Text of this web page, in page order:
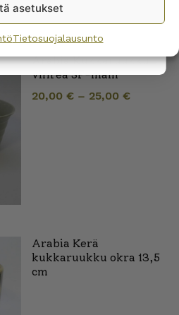
asetukset
Tietosuojalausunto
Arabia Kukkaruukku
vihreä SF-malli
20,00 € – 25,00 €
Arabia Kerä
kukkaruukku okra 13,5
cm
policy.